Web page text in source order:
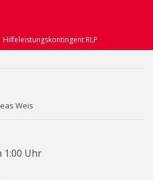
Hilfeleistungskontingent RLP
Weis
1:00 Uhr